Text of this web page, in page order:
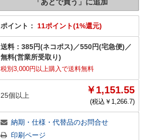
ポイント： 11ポイント(1%還元)
送料： 385円(ネコポス) ／550円(宅急便) ／
無料(営業所受取り)
税別3,000円以上購入で送料無料
25個以上 ￥1,151.55
(税込￥ 1,266.7)
納期・仕様・代替品のお問合せ
印刷ページ